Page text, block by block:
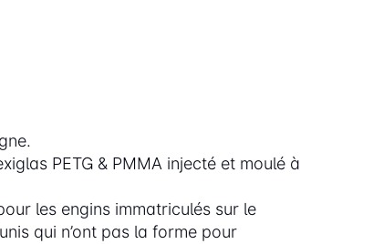
PETG & PMMA injecté et moulé à
les engins immatriculés sur le
qui n’ont pas la forme pour